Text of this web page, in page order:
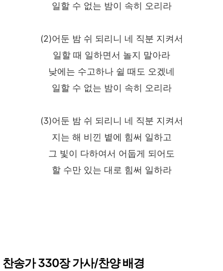
일할 수 없는 밤이 속히 오리라
(2)어둔 밤 쉬 되리니 네 직분 지켜서
일할 때 일하면서 놀지 말아라
낮에는 수고하나 쉴 때도 오겠네
일할 수 없는 밤이 속히 오리라
(3)어둔 밤 쉬 되리니 네 직분 지켜서
지는 해 비낀 볕에 힘써 일하고
그 빛이 다하여서 어둡게 되어도
할 수만 있는 대로 힘써 일하라
찬송가 330장 가사/찬양 배경